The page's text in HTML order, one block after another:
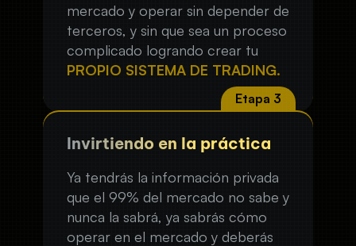
mercado y operar sin depender de
terceros, y sin que sea un proceso
complicado logrando crear tu
PROPIO SISTEMA DE TRADING.
Invirtiendo en la práctica
Ya tendrás la información privada
que el 99% del mercado no sabe y
nunca la sabrá, ya sabrás cómo
operar en el mercado y deberás